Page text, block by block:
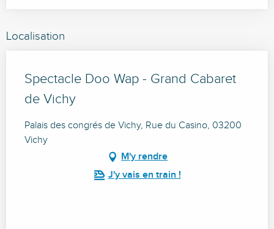
Localisation
Spectacle Doo Wap - Grand Cabaret
de Vichy
Palais des congrés de Vichy, Rue du Casino, 03200
Vichy
M'y rendre
J'y vais en train !